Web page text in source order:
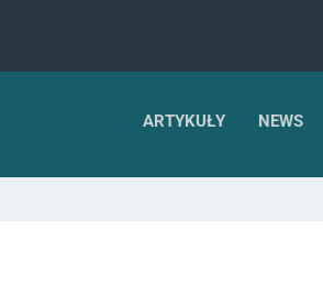
ARTYKUŁY NEWS